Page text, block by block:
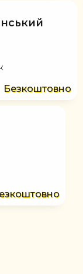
Безкоштовно